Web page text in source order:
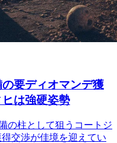
要ディオマンデ獲
は強硬姿勢
の柱として狙うコートジ
交渉が佳境を迎えてい